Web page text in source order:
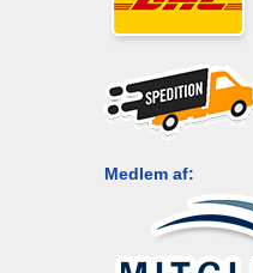
Medlem af: